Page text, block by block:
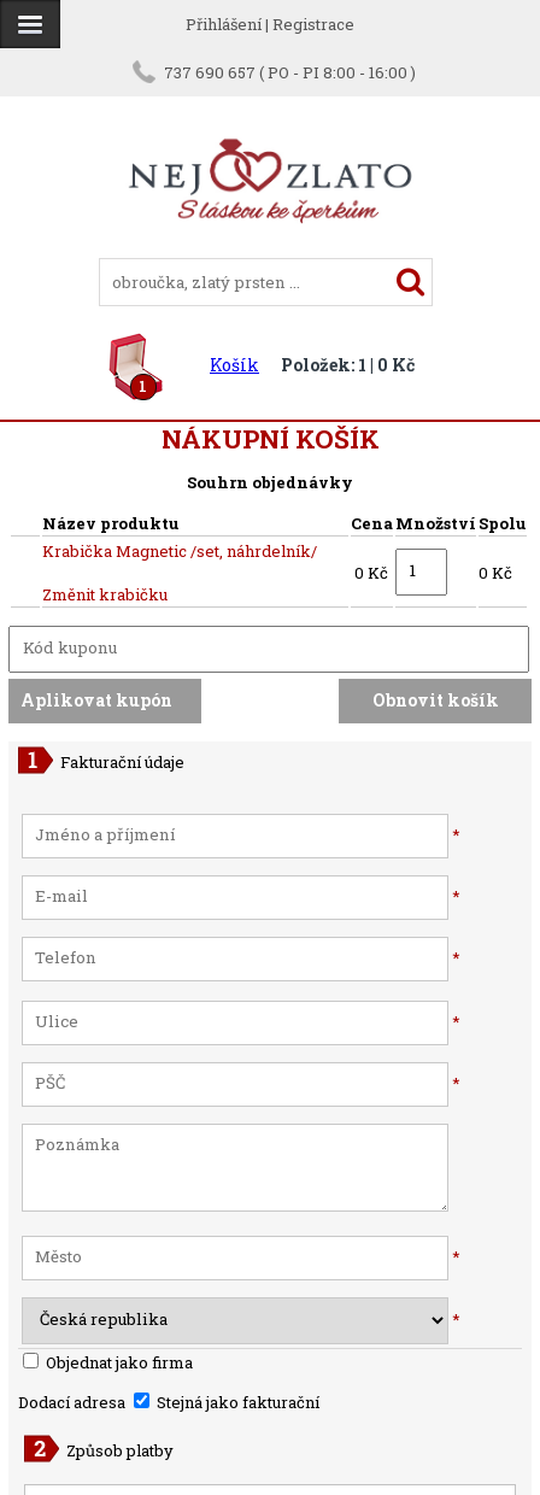
Přihlášení| Registrace
737 690 657 ( PO - PI 8:00 - 16:00 )
1
Košík Položek: 1 | 0 Kč
NÁKUPNÍ KOŠÍK
Souhrn objednávky
Název produktu
CenaMnožství Spolu
Krabička Magnetic /set, náhrdelník/
Změnit krabičku
0 Kč 0 Kč
Fakturační údaje
*
*
*
*
*
*
*
Objednat jako firma
Dodací adresa
Stejná jako fakturační
Způsob platby